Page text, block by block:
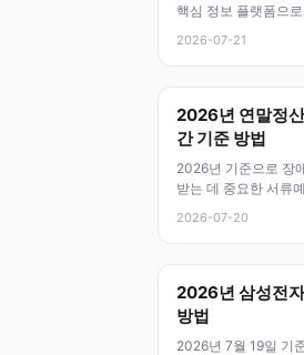
핵심 정보 플랫폼으
2026-07-21
2026년 연말정
간 기준 방법
2026년 기준으로 장
받는 데 중요한 서류
2026-07-20
2026년 삼성전
방법
2026년 7월 19일 기